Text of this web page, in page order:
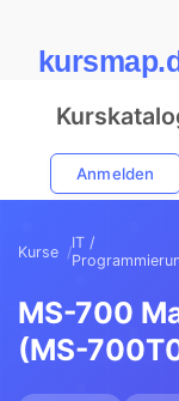
Anmelden
Kurse
IT /
MS-700
(MS-